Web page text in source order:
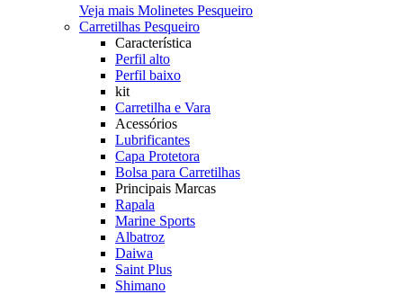
Veja mais Molinetes Pesqueiro
Carretilhas Pesqueiro
Característica
Perfil alto
Perfil baixo
kit
Carretilha e Vara
Acessórios
Lubrificantes
Capa Protetora
Bolsa para Carretilhas
Principais Marcas
Rapala
Marine Sports
Albatroz
Daiwa
Saint Plus
Shimano